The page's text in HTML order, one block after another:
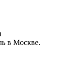
в Москве.